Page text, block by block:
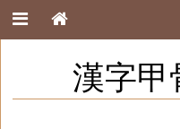
漢字甲